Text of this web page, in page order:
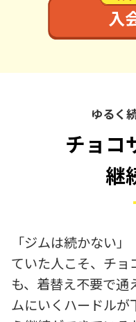
ゆるく
チョコ
継
「ジムは続かない
ていた人こそ、チ
も、着替え不要で通
ムにいくハードルが